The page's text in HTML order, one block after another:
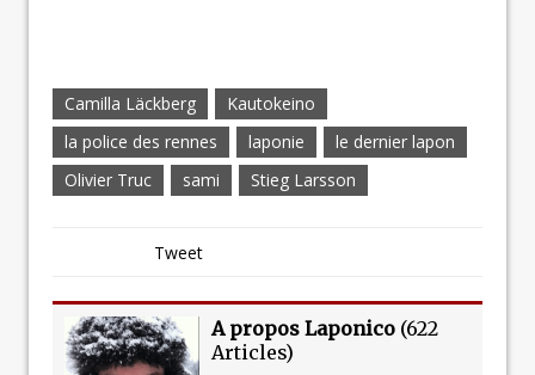
Camilla Läckberg
Kautokeino
la police des rennes
laponie
le dernier lapon
Olivier Truc
sami Stieg Larsson
Tweet
A propos Laponico (622
Articles)